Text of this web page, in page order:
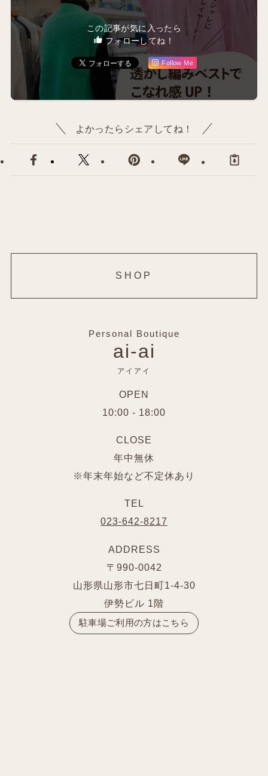
この記事が気に入ったら
フォローしてね！
Follow Me
よかったらシェアしてね！
SHOP
Personal Boutique
ai-ai
アイアイ
OPEN
10:00 - 18:00
CLOSE
年中無休
※年末年始など不定休あり
TEL
023-642-8217
ADDRESS
〒990-0042
山形県山形市七日町1-4-30
伊勢ビル 1階
駐車場ご利用の方はこちら